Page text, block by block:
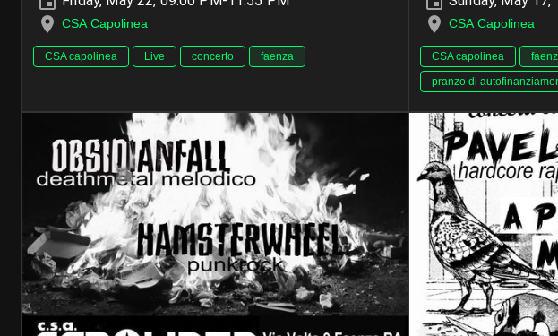
CSA Capolinea
CSA capolinea Live concerto faenza
CSA Capolinea
CSA capolinea
pranzo di